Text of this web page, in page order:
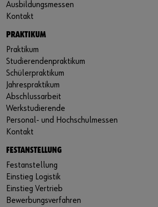
Ausbildungsmessen
Kontakt
PRAKTIKUM
Praktikum
Studierendenpraktikum
Schülerpraktikum
Jahrespraktikum
Abschlussarbeit
Werkstudierende
Personal- und Hochschulmessen
Kontakt
FESTANSTELLUNG
Festanstellung
Einstieg Logistik
Einstieg Vertrieb
Bewerbungsverfahren